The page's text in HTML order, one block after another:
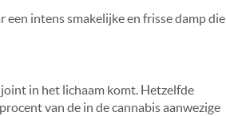
een intens smakelijke en frisse damp die
in het lichaam komt. Hetzelfde
van de in de cannabis aanwezige